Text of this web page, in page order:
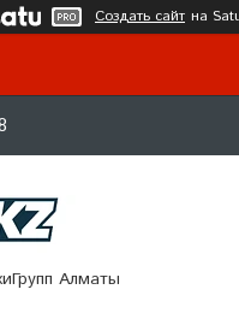
Создать сайт на
Алматы